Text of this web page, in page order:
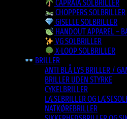
CAPRAIA SOLBRILLER
CHOPPERS SOLBRILLER
GISELLE SOLBRILLER
HANDOUT APPAREL –
VG SOLBRILLER
X-LOOP SOLBRILLER
BRILLER
ANTI BLÅ LYS BRILLER /
BRILLER UDEN STYRKE
CYKELBRILLER
LÆSEBRILLER OG
NATKØREBRILLER